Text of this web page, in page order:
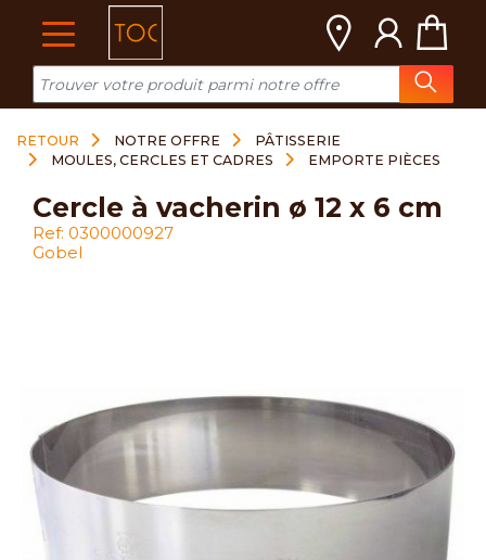
RETOUR NOTRE OFFRE
PÂTISSERIE
MOULES, CERCLES ET CADRES
EMPORTE PIÈCES
cercle à vacherin ø 12 x 6 cm
Ref: 0300000927
Gobel
Cookies management panel